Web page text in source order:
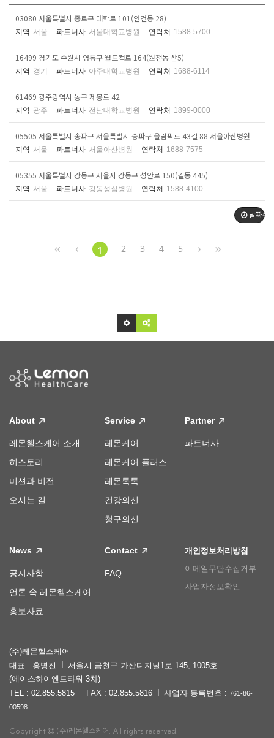
03080 서울특별시 종로구 대학로 101(연건동 28)
지역 서울 파트너사 서울대학교병원 연락처 1588-5700
16499 경기도 수원시 영통구 월드컵로 164(원천동 산5)
지역 경기 파트너사 아주대학교병원 연락처 1688-6114
61469 광주광역시 동구 제봉로 42
지역 광주 파트너사 전남대학교병원 연락처 1899-0000
05505 서울특별시 송파구 서울특별시 송파구 올림픽로 43길 88 서울아산병원
지역 서울 파트너사 서울아산병원 연락처 1688-7575
05355 서울특별시 강동구 서울시 강동구 성안로 150(길동 445)
지역 서울 파트너사 강동성심병원 연락처 1588-4100
날짜순
1 2 3 4 5
About
레몬헬스케어 소개
히스토리
미션과 비전
오시는 길
Service
레몬케어
레몬케어 플러스
레몬톡톡
건강의신
청구의신
Partner
파트너사
News
공지사항
언론 속 레몬헬스케어
홍보자료
Contact
FAQ
개인정보처리방침
이메일무단수집거부
사업자정보확인
(주)레몬헬스케어
대표 : 홍병진
서울시 금천구 가산디지털1로 145, 1005호
(에이스하이엔드타워 3차)
TEL : 02.855.5815
FAX : 02.855.5816 사업자 등록번호 : 761-86-
00598
Copyright (주)레몬헬스케어. All rights reserved.